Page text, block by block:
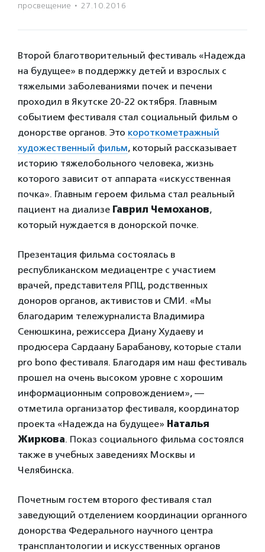
просвещение · 27.10.2016
Второй благотворительный фестиваль «Надежда
на будущее» в поддержку детей и взрослых с
тяжелыми заболеваниями почек и печени
проходил в Якутске 20-22 октября. Главным
событием фестиваля стал социальный фильм о
донорстве органов. Это короткометражный
художественный фильм, который рассказывает
историю тяжелобольного человека, жизнь
которого зависит от аппарата «искусственная
почка». Главным героем фильма стал реальный
пациент на диализе Гаврил Чемоханов,
который нуждается в донорской почке.
Презентация фильма состоялась в
республиканском медиацентре с участием
врачей, представителя РПЦ, родственных
доноров органов, активистов и СМИ. «Мы
благодарим тележурналиста Владимира
Сенюшкина, режиссера Диану Худаеву и
продюсера Сардаану Барабанову, которые стали
pro bono фестиваля. Благодаря им наш фестиваль
прошел на очень высоком уровне с хорошим
информационным сопровождением», —
отметила организатор фестиваля, координатор
проекта «Надежда на будущее» Наталья
Жиркова. Показ социального фильма состоялся
также в учебных заведениях Москвы и
Челябинска.
Почетным гостем второго фестиваля стал
заведующий отделением координации органного
донорства Федерального научного центра
трансплантологии и искусственных органов